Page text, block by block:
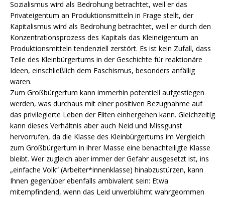
Sozialismus wird als Bedrohung betrachtet, weil er das
Privateigentum an Produktionsmitteln in Frage stellt, der
Kapitalismus wird als Bedrohung betrachtet, weil er durch den
Konzentrationsprozess des Kapitals das Kleineigentum an
Produktionsmitteln tendenziell zerstört. Es ist kein Zufall, dass
Teile des Kleinbürgertums in der Geschichte für reaktionäre
Ideen, einschließlich dem Faschismus, besonders anfällig
waren.
Zum Großbürgertum kann immerhin potentiell aufgestiegen
werden, was durchaus mit einer positiven Bezugnahme auf
das privilegierte Leben der Eliten einhergehen kann. Gleichzeitig
kann dieses Verhältnis aber auch Neid und Missgunst
hervorrufen, da die Klasse des Kleinbürgertums im Vergleich
zum Großbürgertum in ihrer Masse eine benachteiligte Klasse
bleibt. Wer zugleich aber immer der Gefahr ausgesetzt ist, ins
„einfache Volk“ (Arbeiter*innenklasse) hinabzustürzen, kann
Ihnen gegenüber ebenfalls ambivalent sein: Etwa
mitempfindend, wenn das Leid unverblühmt wahrgeommen